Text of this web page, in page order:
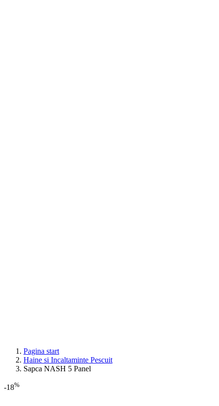
Pagina start
Haine si Incaltaminte Pescuit
Sapca NASH 5 Panel
-18%